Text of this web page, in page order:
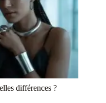
différences ?